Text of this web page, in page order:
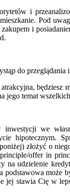
i
Pod
i
do
będziesz
jego temat
we
hipotecznym.
złożyć o
offer in
na udzielenie
może
jej stawia Cię w